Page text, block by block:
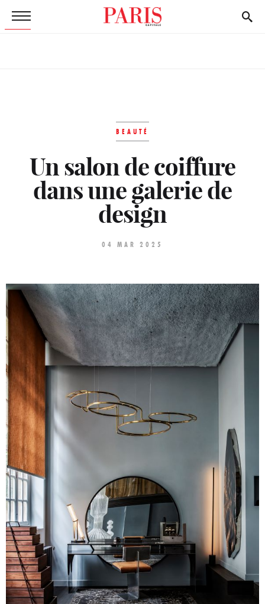
BEAUTÉ
Un salon de coiffure
dans une galerie de
design
04 MAR 2025